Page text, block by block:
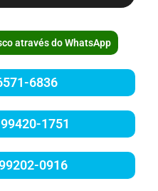
através do WhatsApp
6836
1751
0916